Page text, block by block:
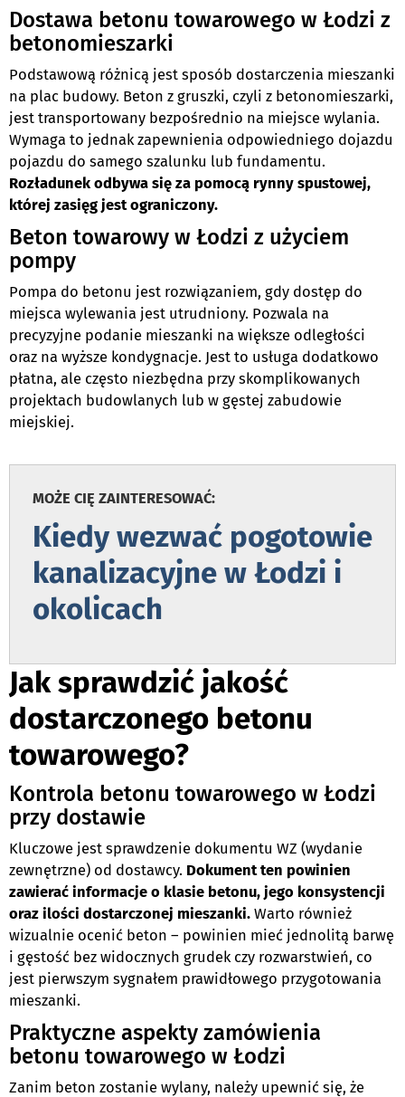
Dostawa betonu towarowego w Łodzi z
betonomieszarki
Podstawową różnicą jest sposób dostarczenia mieszanki
na plac budowy. Beton z gruszki, czyli z betonomieszarki,
jest transportowany bezpośrednio na miejsce wylania.
Wymaga to jednak zapewnienia odpowiedniego dojazdu
pojazdu do samego szalunku lub fundamentu.
Rozładunek odbywa się za pomocą rynny spustowej,
której zasięg jest ograniczony.
Beton towarowy w Łodzi z użyciem
pompy
Pompa do betonu jest rozwiązaniem, gdy dostęp do
miejsca wylewania jest utrudniony. Pozwala na
precyzyjne podanie mieszanki na większe odległości
oraz na wyższe kondygnacje. Jest to usługa dodatkowo
płatna, ale często niezbędna przy skomplikowanych
projektach budowlanych lub w gęstej zabudowie
miejskiej.
MOŻE CIĘ ZAINTERESOWAĆ:
Kiedy wezwać pogotowie
kanalizacyjne w Łodzi i
okolicach
Jak sprawdzić jakość
dostarczonego betonu
towarowego?
Kontrola betonu towarowego w Łodzi
przy dostawie
Kluczowe jest sprawdzenie dokumentu WZ (wydanie
zewnętrzne) od dostawcy. Dokument ten powinien
zawierać informacje o klasie betonu, jego konsystencji
oraz ilości dostarczonej mieszanki. Warto również
wizualnie ocenić beton – powinien mieć jednolitą barwę
i gęstość bez widocznych grudek czy rozwarstwień, co
jest pierwszym sygnałem prawidłowego przygotowania
mieszanki.
Praktyczne aspekty zamówienia
betonu towarowego w Łodzi
Zanim beton zostanie wylany, należy upewnić się, że